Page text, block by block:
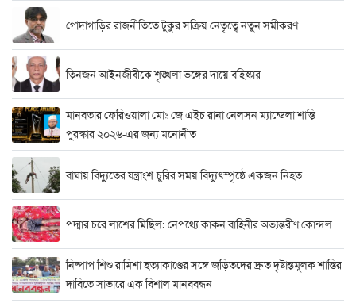
গোদাগাড়ির রাজনীতিতে টুকুর সক্রিয় নেতৃত্বে নতুন সমীকরণ
তিনজন আইনজীবীকে শৃঙ্খলা ভঙ্গের দায়ে বহিস্কার
মানবতার ফেরিওয়ালা মোঃ জে এইচ রানা নেলসন ম্যান্ডেলা শান্তি
পুরস্কার ২০২৬-এর জন্য মনোনীত
বাঘায় বিদ্যুতের যন্ত্রাংশ চুরির সময় বিদ্যুৎস্পৃষ্ঠে একজন নিহত
পদ্মার চরে লাশের মিছিল: নেপথ্যে কাকন বাহিনীর অভ্যন্তরীণ কোন্দল
নিষ্পাপ শিশু রামিশা হত্যাকাণ্ডের সঙ্গে জড়িতদের দ্রুত দৃষ্টান্তমূলক শাস্তির
দাবিতে সাভারে এক বিশাল মানববন্ধন